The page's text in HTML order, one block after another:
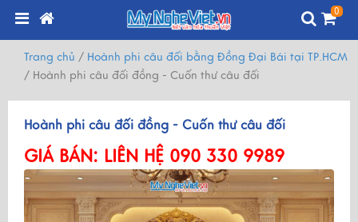
0
Trang chủ / Hoành phi câu đối bằng Đồng Đại Bái tại TP.HCM
/ Hoành phi câu đối đồng - Cuốn thư câu đối
Hoành phi câu đối đồng - Cuốn thư câu đối
GIÁ BÁN: LIÊN HỆ 090 330 9989